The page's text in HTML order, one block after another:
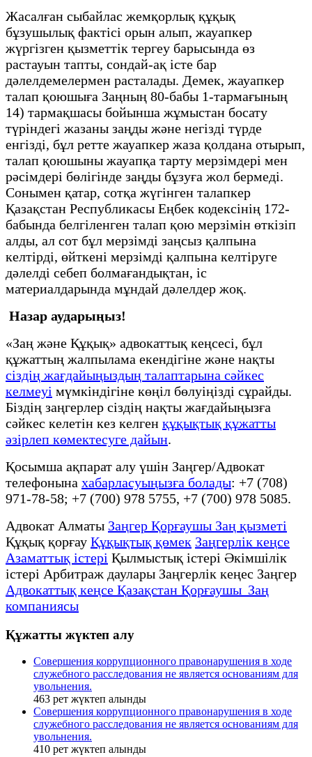
Жасалған сыбайлас жемқорлық құқық
бұзушылық фактісі орын алып, жауапкер
жүргізген қызметтік тергеу барысында өз
растауын тапты, сондай-ақ істе бар
дәлелдемелермен расталады. Демек, жауапкер
талап қоюшыға Заңның 80-бабы 1-тармағының
14) тармақшасы бойынша жұмыстан босату
түріндегі жазаны заңды және негізді түрде
енгізді, бұл ретте жауапкер жаза қолдана отырып,
талап қоюшыны жауапқа тарту мерзімдері мен
рәсімдері бөлігінде заңды бұзуға жол бермеді.
Сонымен қатар, сотқа жүгінген талапкер
Қазақстан Республикасы Еңбек кодексінің 172-
бабында белгіленген талап қою мерзімін өткізіп
алды, ал сот бұл мерзімді заңсыз қалпына
келтірді, өйткені мерзімді қалпына келтіруге
дәлелді себеп болмағандықтан, іс
материалдарында мұндай дәлелдер жоқ.
Назар аударыңыз!
«Заң және Құқық» адвокаттық кеңсесі, бұл
құжаттың жалпылама екендігіне және нақты
сіздің жағдайыңыздың талаптарына сәйкес
келмеуі мүмкіндігіне көңіл бөлуіңізді сұрайды.
Біздің заңгерлер сіздің нақты жағдайыңызға
сәйкес келетін кез келген құқықтық құжатты
әзірлеп көмектесуге дайын.
Қосымша ақпарат алу үшін Заңгер/Адвокат
телефонына хабарласуыңызға болады: +7 (708)
971-78-58; +7 (700) 978 5755, +7 (700) 978 5085.
Адвокат Алматы Заңгер Қорғаушы Заң қызметі
Құқық қорғау Құқықтық қөмек Заңгерлік кеңсе
Азаматтық істері Қылмыстық істері Әкімшілік
істері Арбитраж даулары Заңгерлік кеңес Заңгер
Адвокаттық кеңсе Қазақстан Қорғаушы Заң
компаниясы
Құжатты жүктеп алу
Совершения коррупционного правонарушения в ходе
служебного расследования не является основаниям для
увольнения.
463 рет жүктеп алынды
Совершения коррупционного правонарушения в ходе
служебного расследования не является основаниям для
увольнения.
410 рет жүктеп алынды